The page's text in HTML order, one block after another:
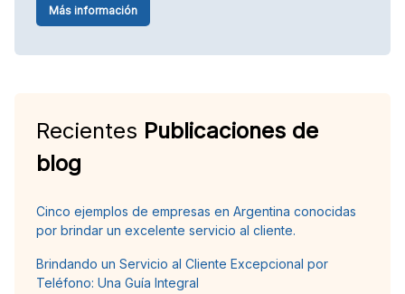
Más información
Recientes Publicaciones de
blog
Cinco ejemplos de empresas en Argentina conocidas
por brindar un excelente servicio al cliente.
Brindando un Servicio al Cliente Excepcional por
Teléfono: Una Guía Integral